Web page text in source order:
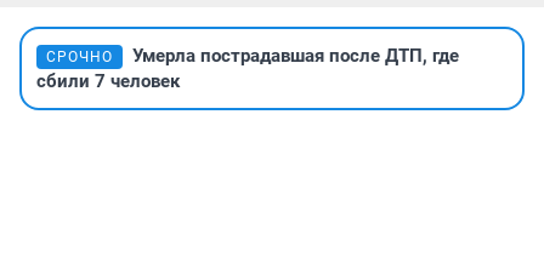
СРОЧНО
Умерла пострадавшая после ДТП, где
сбили 7 человек